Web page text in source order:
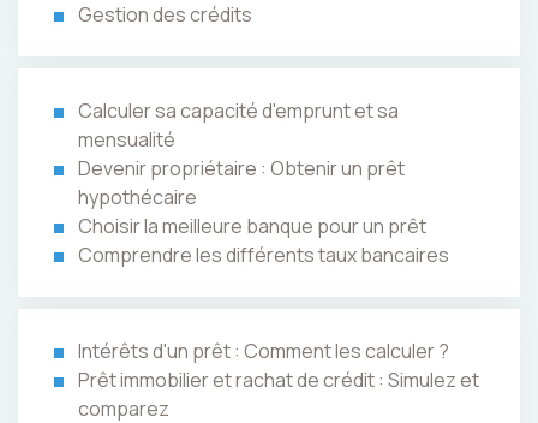
Gestion des crédits
Calculer sa capacité d'emprunt et sa
mensualité
Devenir propriétaire : Obtenir un prêt
hypothécaire
Choisir la meilleure banque pour un prêt
Comprendre les différents taux bancaires
Intérêts d'un prêt : Comment les calculer ?
Prêt immobilier et rachat de crédit : Simulez et
comparez